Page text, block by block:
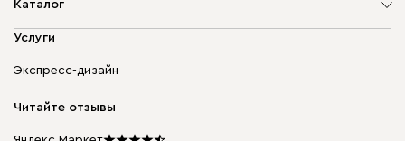
О компании
Доставка и оплата
диван.клуб
Подарочные сертификаты
Каталог
Мягкая мебель
Бескаркасная мебель
Столы и стулья
Услуги
Экспресс-дизайн
Читайте отзывы